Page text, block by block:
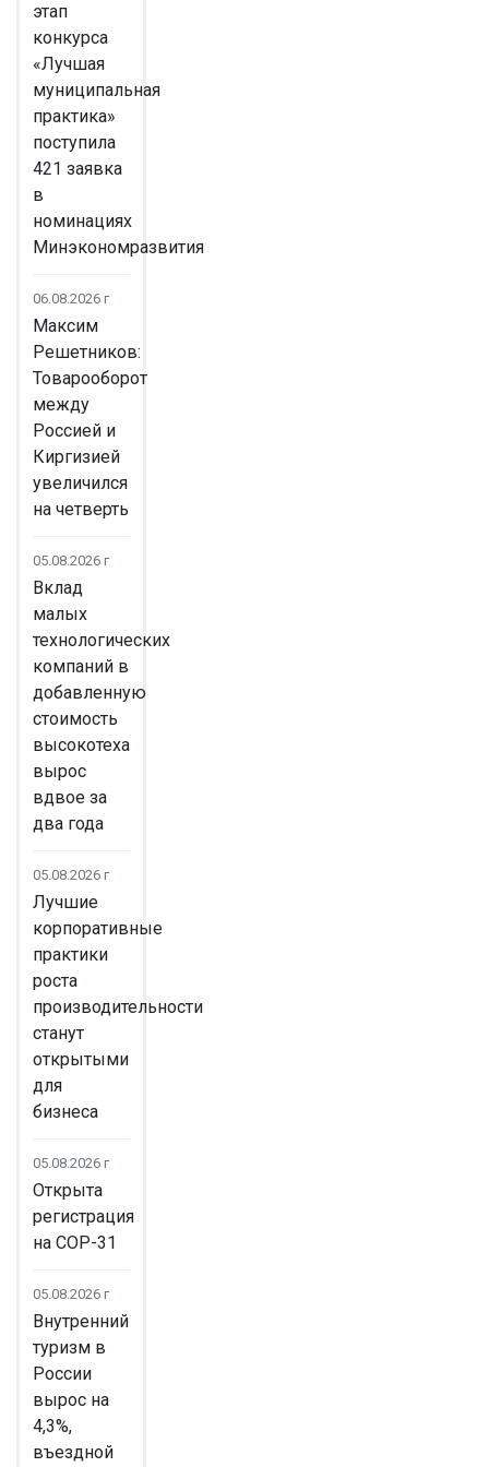
этап
конкурса
«Лучшая
муниципальная
практика»
поступила
421 заявка
в
номинациях
Минэкономразвития
06.08.2026 г
Максим
Решетников:
Товарооборот
между
Россией и
Киргизией
увеличился
на четверть
05.08.2026 г
Вклад
малых
технологических
компаний в
добавленную
стоимость
высокотеха
вырос
вдвое за
два года
05.08.2026 г
Лучшие
корпоративные
практики
роста
производительности
станут
открытыми
для
бизнеса
05.08.2026 г
Открыта
регистрация
на COP-31
05.08.2026 г
Внутренний
туризм в
России
вырос на
4,3%,
въездной